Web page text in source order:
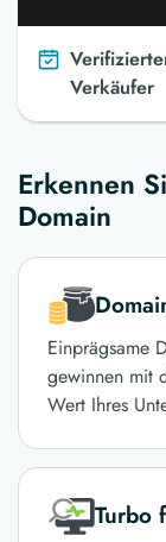
Verkäufer
Erkennen
Domain
Einprägsame
gewinnen mit
Wert Ihres
Turbo